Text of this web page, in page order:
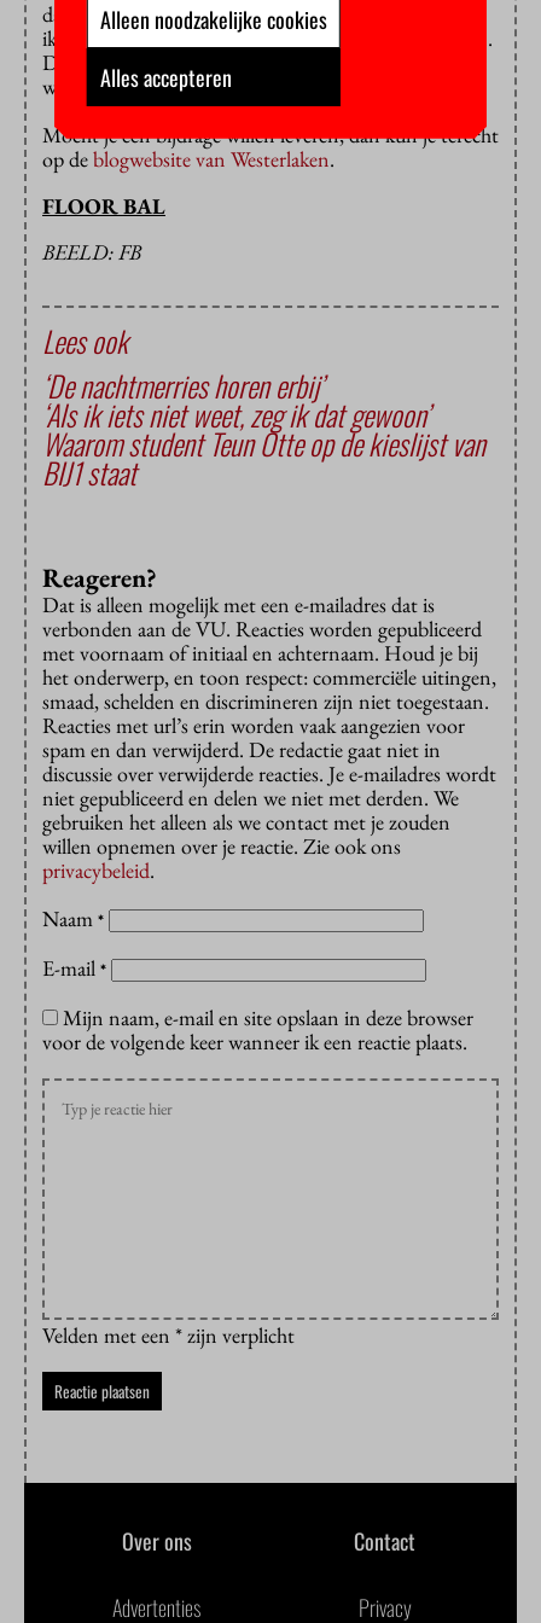
daar spullen voor de vluchtelingen te kopen. “Dat wil
ik niet hier doen. Ik wil de lokale economie stimuleren.
De Grieken hebben het al moeilijk genoeg, ik vind dat
we ze ontzettend laten zitten.”
Mocht je een bijdrage willen leveren, dan kun je terecht
op deblogwebsite van Westerlaken.
FLOOR BAL
BEELD: FB
Lees ook
‘De nachtmerries horen erbij’
‘Als ik iets niet weet, zeg ik dat gewoon’
Waarom student Teun Otte op de kieslijst van
BIJ1 staat
Reageren?
Dat is alleen mogelijk met een e-mailadres dat is
verbonden aan de VU. Reacties worden gepubliceerd
met voornaam of initiaal en achternaam. Houd je bij
het onderwerp, en toon respect: commerciële uitingen,
smaad, schelden en discrimineren zijn niet toegestaan.
Reacties met url’s erin worden vaak aangezien voor
spam en dan verwijderd. De redactie gaat niet in
discussie over verwijderde reacties. Je e-mailadres wordt
niet gepubliceerd en delen we niet met derden. We
gebruiken het alleen als we contact met je zouden
willen opnemen over je reactie. Zie ook ons
privacybeleid.
Naam *
E-mail *
Mijn naam, e-mail en site opslaan in deze browser
voor de volgende keer wanneer ik een reactie plaats.
Velden met een * zijn verplicht
Over ons Contact
Advertenties Privacy
Alleen noodzakelijke cookies
Alles accepteren